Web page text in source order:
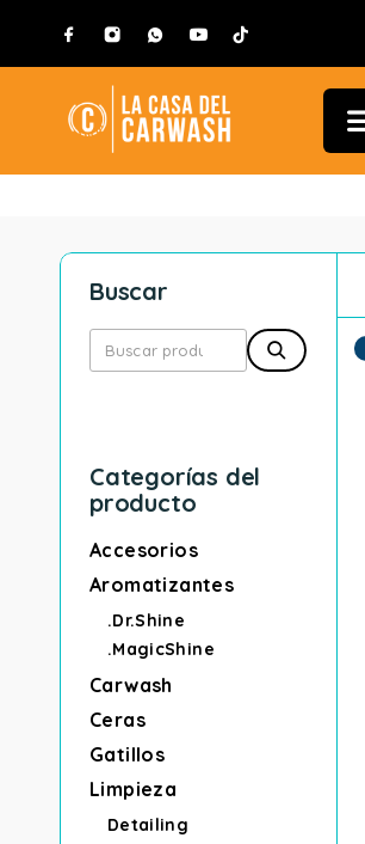
Buscar
Categorías del
producto
Accesorios
Aromatizantes
.Dr.Shine
.MagicShine
Carwash
Ceras
Gatillos
Limpieza
Detailing